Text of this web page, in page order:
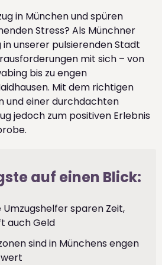
in München und spüren
Stress? Als Münchner
in unserer pulsierenden Stadt
mit sich – von
bis zu engen
Mit dem richtigen
und einer durchdachten
jedoch zum positiven Erlebnis
auf einen Blick:
Umzugshelfer sparen Zeit,
auch Geld
sind in Münchens engen